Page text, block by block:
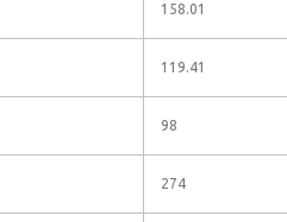
158.01
119.41
98
274